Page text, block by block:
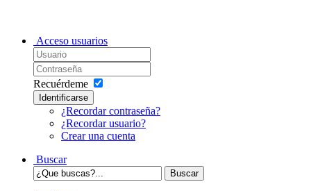
Acceso usuarios
Recuérdeme
Identificarse
¿Recordar contraseña?
¿Recordar usuario?
Crear una cuenta
Buscar